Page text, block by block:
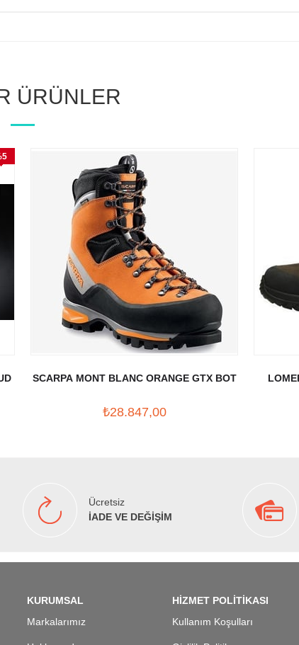
ÜRÜNLER
SCARPA MONT BLANC ORANGE GTX BOT
₺28.847,00
Ücretsiz
İADE VE DEĞİŞİM
KURUMSAL
Markalarımız
HİZMET POLİTİKASI
Kullanım Koşulları